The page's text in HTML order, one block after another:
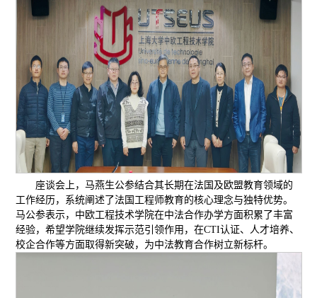
座谈会上，马燕生公参结合其长期在法国及欧盟教育领域的
工作经历，系统阐述了法国工程师教育的核心理念与独特优势。
马公参表示，中欧工程技术学院在中法合作办学方面积累了丰富
经验，希望学院继续发挥示范引领作用，在CTI认证、人才培养、
校企合作等方面取得新突破，为中法教育合作树立新标杆。